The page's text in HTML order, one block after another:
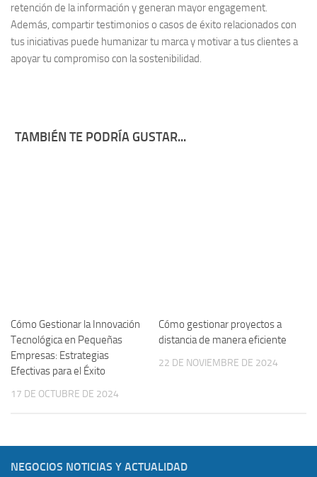
retención de la información y generan mayor engagement.
Además, compartir testimonios o casos de éxito relacionados con
tus iniciativas puede humanizar tu marca y motivar a tus clientes a
apoyar tu compromiso con la sostenibilidad.
TAMBIÉN TE PODRÍA GUSTAR...
Cómo Gestionar la Innovación
Tecnológica en Pequeñas
Empresas: Estrategias
Efectivas para el Éxito
17 DE OCTUBRE DE 2024
Cómo gestionar proyectos a
distancia de manera eficiente
22 DE NOVIEMBRE DE 2024
NEGOCIOS NOTICIAS Y ACTUALIDAD